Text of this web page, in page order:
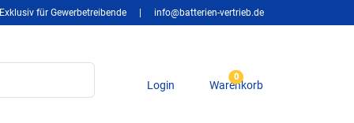
Exklusiv für Gewerbetreibende info@batterien-vertrieb.de
Login
0
Warenkorb